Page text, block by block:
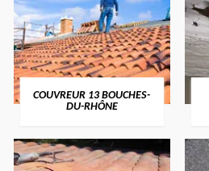
COUVREUR 13 BOUCHES-
DU-RHÔNE